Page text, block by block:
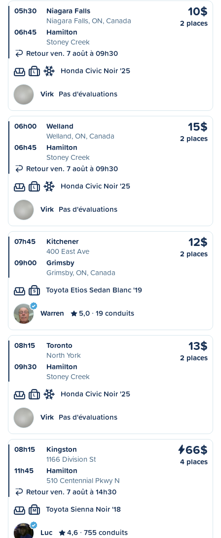
05h30
Niagara Falls
Niagara Falls, ON, Canada
06h45
Hamilton
Stoney Creek
Retour ven. 7 août à 09h30
10$
2 places
L Honda Civic Noir '25
Virk Pas d'évaluations
06h00
Welland
Welland, ON, Canada
06h45
Hamilton
Stoney Creek
Retour ven. 7 août à 09h30
15$
2 places
L Honda Civic Noir '25
Virk Pas d'évaluations
07h45
Kitchener
400 East Ave
09h00
Grimsby
Grimsby, ON, Canada
12$
2 places
S Toyota Etios Sedan Blanc '19
Warren 5,0 19 conduits
08h15
Toronto
North York
09h30
Hamilton
Stoney Creek
13$
2 places
L Honda Civic Noir '25
Virk Pas d'évaluations
08h15
Kingston
1166 Division St
11h45
Hamilton
510 Centennial Pkwy N
Retour ven. 7 août à 14h30
66$
4 places
M Toyota Sienna Noir '18
Luc 4,6 755 conduits